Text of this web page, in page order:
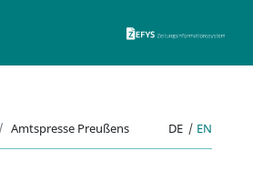
Amtspresse Preußens DE | EN